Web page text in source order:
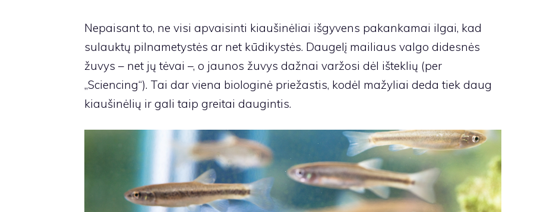
Nepaisant to, ne visi apvaisinti kiaušinėliai išgyvens pakankamai ilgai, kad
sulauktų pilnametystės ar net kūdikystės. Daugelį mailiaus valgo didesnės
žuvys – net jų tėvai –, o jaunos žuvys dažnai varžosi dėl išteklių (per
„Sciencing“). Tai dar viena biologinė priežastis, kodėl mažyliai deda tiek daug
kiaušinėlių ir gali taip greitai daugintis.